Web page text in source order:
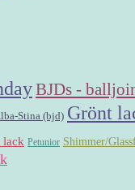
BJDs -
Stina (bjd) Grönt
lack Petunior Shimmer/